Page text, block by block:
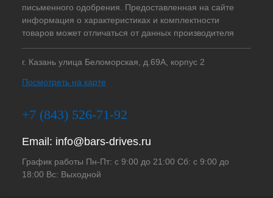
письменного одобрения. Предоставленная на сайте
информация о характеристиках и комплектности
товаров может отличаться от данных производителя
г. Казань улица Беломорская, д.69А, корпус 2
Посмотреть на карте
+7 (843) 526-71-92
Email: info@bars-drives.ru
График работы Пн-Пт: с 9:00 до 21:00 Сб: с 9:00 до
18:00 Вс: Выходной